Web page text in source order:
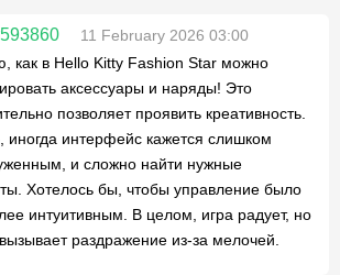
11 February 2026 03:00
как в Hello Kitty Fashion Star можно
аксессуары и наряды! Это
позволяет проявить креативность.
иногда интерфейс кажется слишком
и сложно найти нужные
Хотелось бы, чтобы управление было
интуитивным. В целом, игра радует, но
раздражение из-за мелочей.